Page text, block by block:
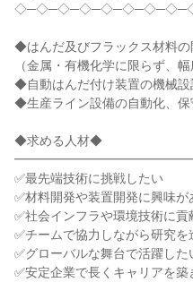
◆はんだ及びフラックス材料の
（金属・有機化学に限らず、
◆自動はんだ付け装置の機械設
◆生産ライン設備の自動化、保
◆求める人材◆
✅最先端技術に挑戦したい
✅材料開発や装置開発に興味が
✅社会インフラや環境技術に貢
✅チームで協力しながら研究を
✅グローバルな舞台で活躍した
✅安定企業で長くキャリアを築